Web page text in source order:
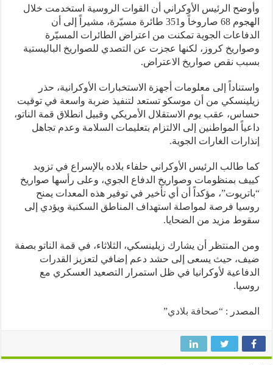
الرئيس الأوكراني أن القوات الروسية استخدمت خلال
الهجوم 68 صاروخاً و351 طائرة مسيّرة، مشيراً إلى أن
الجوية تمكنت من اعتراض الطائرات المسيّرة
كروز، لكنها عجزت عن التصدي للصواريخ الباليستية
نقص صواريخ الاعتراض.
إلى معلومات أجهزة الاستخبارات الأوكرانية، حذر
من أن موسكو تستعد لتنفيذ ضربة واسعة في توقيت
عقب يوم الاستقلال الأمريكي وقبيل انطلاق قمة الناتو،
المواطنين إلى الالتزام بتعليمات السلامة وعدم تجاهل
الغارات الجوية.
طالب الرئيس الأوكراني حلفاء بلاده بالإسراع في تزويد
بمنظومات وصواريخ الدفاع الجوي، وعلى رأسها صواريخ
مؤكداً أن أي تأخير في توفير هذه المعدات يمنح
فرصة لمواصلة استهداف المناطق السكنية ويؤدي إلى
مزيد من الضحايا.
المنتظر أن يشارك زيلينسكي، الثلاثاء، في قمة الناتو بصفة
حيث يسعى إلى حشد دعم إضافي لتعزيز القدرات
لأوكرانيا في ظل استمرار التصعيد العسكري مع
:“صحافة بلادي ”